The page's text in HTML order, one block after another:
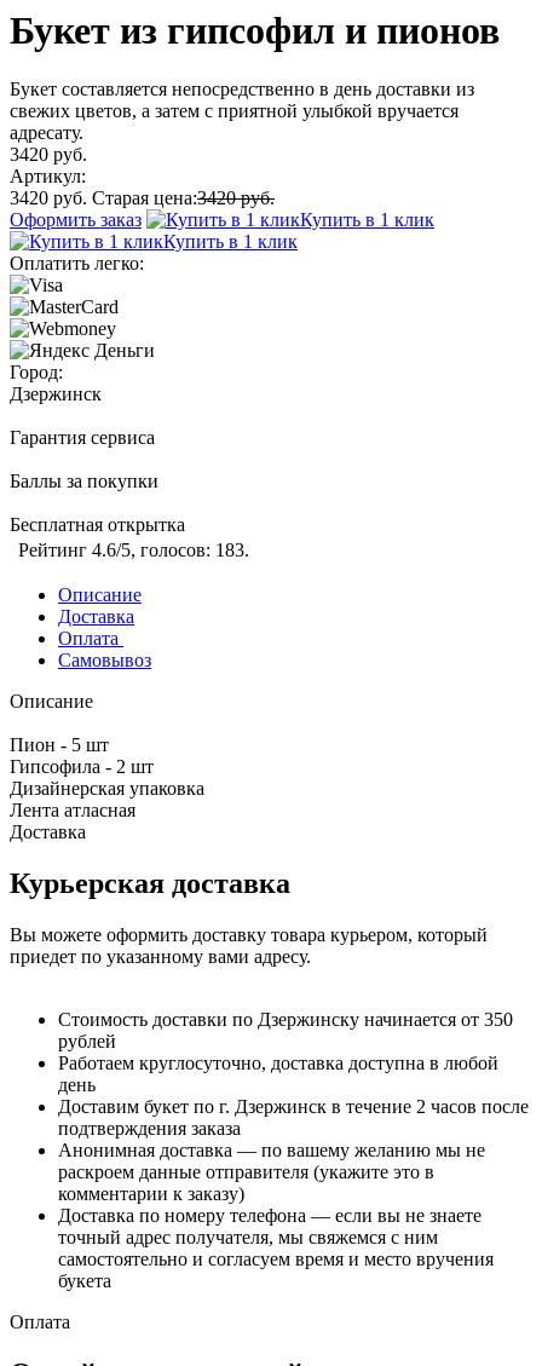
Букет из гипсофил и пионов
Букет составляется непосредственно в день доставки из
свежих цветов, а затем с приятной улыбкой вручается
адресату.
3420 руб.
Артикул:
3420 руб. Старая цена:3420 руб.
Оформить заказ
Купить в 1 клик
Купить в 1 клик
Оплатить легко:
Город:
Дзержинск
Гарантия сервиса
Баллы за покупки
Бесплатная открытка
Рейтинг 4.6/5, голосов: 183.
Описание
Доставка
Оплата
Самовывоз
Описание
Пион - 5 шт
Гипсофила - 2 шт
Дизайнерская упаковка
Лента атласная
Доставка
Курьерская доставка
Вы можете оформить доставку товара курьером, который
приедет по указанному вами адресу.
Стоимость доставки по Дзержинску начинается от 350
рублей
Работаем круглосуточно, доставка доступна в любой
день
Доставим букет по г. Дзержинск в течение 2 часов после
подтверждения заказа
Анонимная доставка — по вашему желанию мы не
раскроем данные отправителя (укажите это в
комментарии к заказу)
Доставка по номеру телефона — если вы не знаете
точный адрес получателя, мы свяжемся с ним
самостоятельно и согласуем время и место вручения
букета
Оплата